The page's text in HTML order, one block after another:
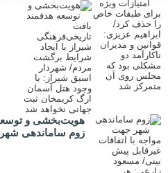
هویت‌بخشی و
زوم ساماندهی شهر